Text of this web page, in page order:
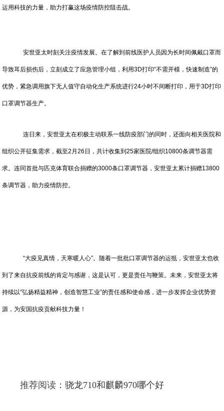
运用科技的力量，助力打赢这场疫情防控阻击战。
安世亚太时刻关注疫情发展。在了解到前线医护人员因为长时间佩戴口罩而
导致耳后损伤后，立刻成立了应急管理小组，利用3D打印“不需开模，快速制造”的
优势，紧急调用旗下无人值守自动化生产系统进行24小时不间断打印，用于3D打印
口罩调节器生产。
连日来，安世亚太在积极主动联系一线防疫部门的同时，还面向相关医院和
组织公开征集需求，截至2月26日，共计收集到25家医院/组织10800条调节器需
求。连同首批与匹克体育联合捐赠的3000条口罩调节器，安世亚太累计捐赠13800
条调节器，助力疫情防控。
“大疫见真情，天寒暖人心”。随着一批批口罩调节器的运抵，安世亚太也收
到了来自抗疫前线的肯定与感谢，这是认可，更是责任与鞭策。未来，安世亚太将
持续以“弘扬精益精神，创造智慧工业”的责任感和使命感，进一步发挥企业优势资
源，为安国抗疫贡献科技力量！
推荐阅读：骁龙710和麒麟970哪个好